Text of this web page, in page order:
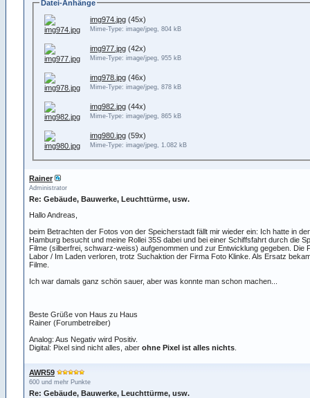
Datei-Anhänge
img974.jpg (45x)
Mime-Type: image/jpeg, 804 kB
img977.jpg (42x)
Mime-Type: image/jpeg, 955 kB
img978.jpg (46x)
Mime-Type: image/jpeg, 878 kB
img982.jpg (44x)
Mime-Type: image/jpeg, 865 kB
img980.jpg (59x)
Mime-Type: image/jpeg, 1.082 kB
Rainer
Administrator
Re: Gebäude, Bauwerke, Leuchttürme, usw.
Hallo Andreas,
beim Betrachten der Fotos von der Speicherstadt fällt mir wieder ein: Ich hatte in
Hamburg besucht und meine Rollei 35S dabei und bei einer Schiffsfahrt durch die
Filme (silberfrei, schwarz-weiss) aufgenommen und zur Entwicklung gegeben. Die
Labor / Im Laden verloren, trotz Suchaktion der Firma Foto Klinke. Als Ersatz
Filme.
Ich war damals ganz schön sauer, aber was konnte man schon machen...
Beste Grüße von Haus zu Haus
Rainer (Forumbetreiber)
Analog: Aus Negativ wird Positiv.
Digital: Pixel sind nicht alles, aber ohne Pixel ist alles nichts
AWR59
600 und mehr Punkte
Re: Gebäude, Bauwerke, Leuchttürme, usw.